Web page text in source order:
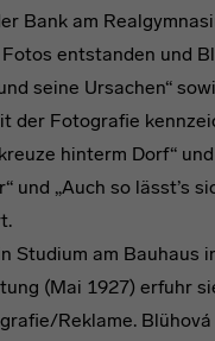
Bank am
entstanden und
seine Ursachen“
der Fotografie
hinterm Dorf“
und „Auch so lässt’s
Studium am Bauhaus
(Mai 1927) erfuhr
Reklame.